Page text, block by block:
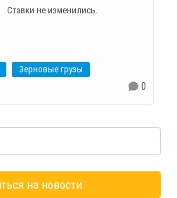
Ставки не изменились.
Зерновые грузы
0